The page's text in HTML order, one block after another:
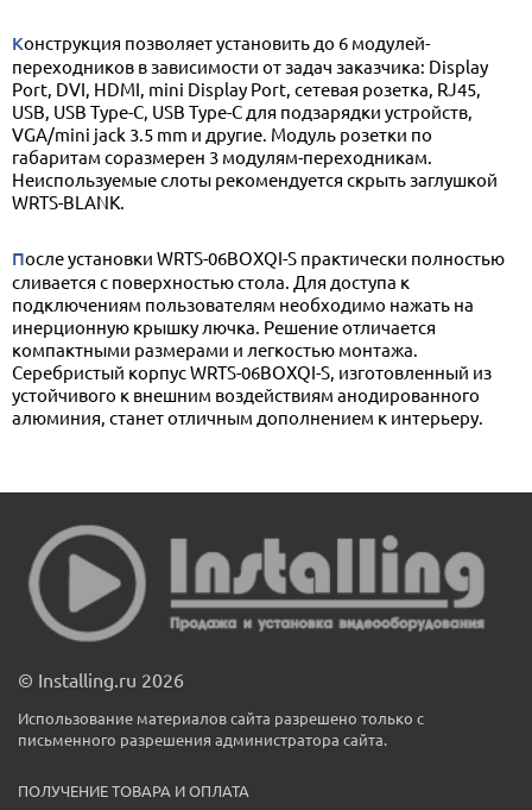
Конструкция позволяет установить до 6 модулей-
переходников в зависимости от задач заказчика: Display
Port, DVI, HDMI, mini Display Port, сетевая розетка, RJ45,
USB, USB Type-C, USB Type-C для подзарядки устройств,
VGA/mini jack 3.5 mm и другие. Модуль розетки по
габаритам соразмерен 3 модулям-переходникам.
Неиспользуемые слоты рекомендуется скрыть заглушкой
WRTS-BLANK.
После установки WRTS-06BOXQI-S практически полностью
сливается с поверхностью стола. Для доступа к
подключениям пользователям необходимо нажать на
инерционную крышку лючка. Решение отличается
компактными размерами и легкостью монтажа.
Серебристый корпус WRTS-06BOXQI-S, изготовленный из
устойчивого к внешним воздействиям анодированного
алюминия, станет отличным дополнением к интерьеру.
© Installing.ru 2026
Использование материалов сайта разрешено только с
письменного разрешения администратора сайта.
ПОЛУЧЕНИЕ ТОВАРА И ОПЛАТА